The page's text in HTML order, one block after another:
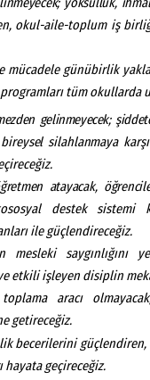
okul-aile-toplum iş
mücadele günübirlik
tüm okullarda
gelinmeyecek;
bireysel silahlanmaya karşı
atayacak,
destek sistemi
ile güçlendireceğiz.
saygınlığını
etkili işleyen disiplin
aracı
getireceğiz.
becerilerini
hayata geçireceğiz.